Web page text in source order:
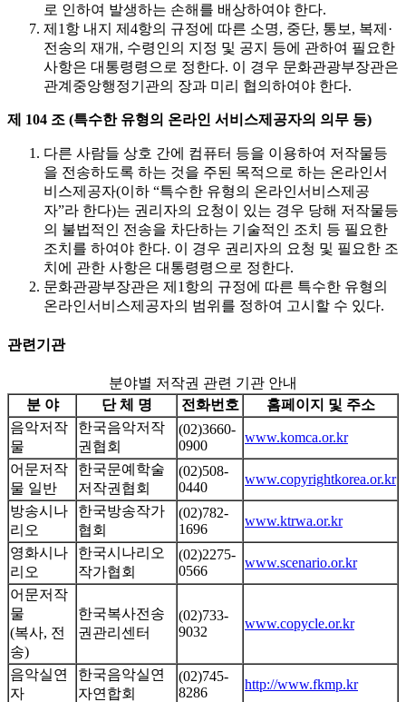
로 인하여 발생하는 손해를 배상하여야 한다.
제1항 내지 제4항의 규정에 따른 소명, 중단, 통보, 복제·
전송의 재개, 수령인의 지정 및 공지 등에 관하여 필요한
사항은 대통령령으로 정한다. 이 경우 문화관광부장관은
관계중앙행정기관의 장과 미리 협의하여야 한다.
제 104 조 (특수한 유형의 온라인 서비스제공자의 의무 등)
다른 사람들 상호 간에 컴퓨터 등을 이용하여 저작물등
을 전송하도록 하는 것을 주된 목적으로 하는 온라인서
비스제공자(이하 “특수한 유형의 온라인서비스제공
자”라 한다)는 권리자의 요청이 있는 경우 당해 저작물등
의 불법적인 전송을 차단하는 기술적인 조치 등 필요한
조치를 하여야 한다. 이 경우 권리자의 요청 및 필요한 조
치에 관한 사항은 대통령령으로 정한다.
문화관광부장관은 제1항의 규정에 따른 특수한 유형의
온라인서비스제공자의 범위를 정하여 고시할 수 있다.
관련기관
분야별 저작권 관련 기관 안내
분 야
단 체 명 전화번호
홈페이지 및 주소
음악저작
물
한국음악저작
권협회
(02)3660-
0900
www.komca.or.kr
어문저작
물 일반
한국문예학술
저작권협회
(02)508-
0440
www.copyrightkorea.or.kr
방송시나
리오
한국방송작가
협회
(02)782-
1696
www.ktrwa.or.kr
영화시나
리오
한국시나리오
작가협회
(02)2275-
0566
www.scenario.or.kr
어문저작
물
(복사, 전
송)
한국복사전송
권관리센터
(02)733-
9032
www.copycle.or.kr
음악실연
자
한국음악실연
자연합회
(02)745-
8286
http://www.fkmp.kr